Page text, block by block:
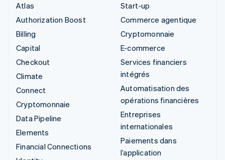
Atlas
Authorization Boost
Billing
Capital
Checkout
Climate
Connect
Cryptomonnaie
Data Pipeline
Elements
Financial Connections
Start-up
Commerce agentique
Cryptomonnaie
E-commerce
Services financiers
intégrés
Automatisation des
opérations financières
Entreprises
internationales
Paiements dans
l’application